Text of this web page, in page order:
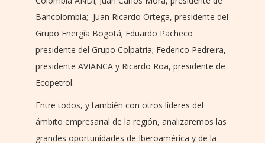
Bancolombia; Juan Ricardo Ortega, presidente del
Grupo Energía Bogotá; Eduardo Pacheco
presidente del Grupo Colpatria; Federico Pedreira,
presidente AVIANCA y Ricardo Roa, presidente de
Ecopetrol.
Entre todos, y también con otros líderes del
ámbito empresarial de la región, analizaremos las
grandes oportunidades de Iberoamérica y de la